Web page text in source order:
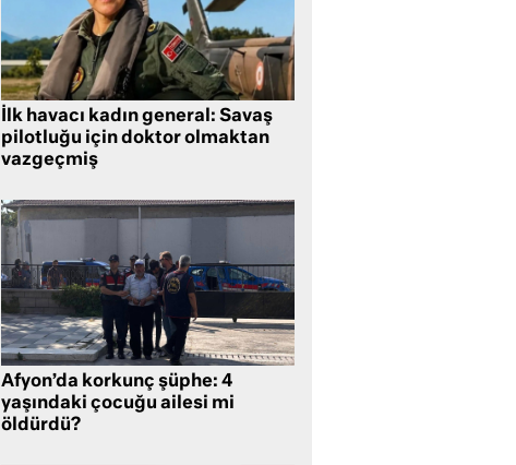
İlk havacı kadın general: Savaş
pilotluğu için doktor olmaktan
vazgeçmiş
Afyon’da korkunç şüphe: 4
yaşındaki çocuğu ailesi mi
öldürdü?